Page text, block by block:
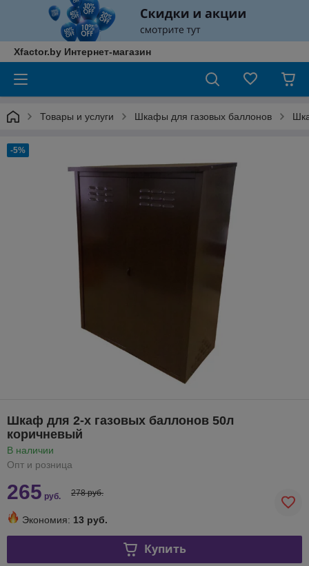
Xfactor.by Интернет-магазин
Товары и услуги Шкафы для газовых баллонов
-5%
Шкаф для 2-х газовых баллонов 50л
коричневый
В наличии
Опт и розница
265 руб. 278 руб.
Экономия: 13 руб.
Купить